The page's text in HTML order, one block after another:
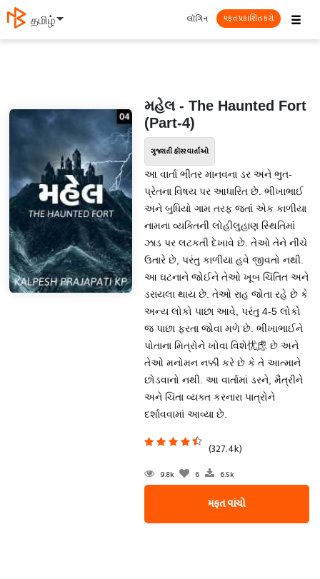
தமிழ் ☰
લૉગિન મફત પ્રકાશિત કરો
મહેલ - The Haunted Fort
(Part-4)
ગુજરાતી હૉરર વાર્તાઓ
આ વાર્તા ભીતર માનવના ડર અને ભુત-
પ્રેતના વિષય પર આધારિત છે. ભીખાભાઈ
અને બુધિયો ગામ તરફ જતાં એક કાળીયા
નામના વ્યક્તિની લોહીલુહાણ સ્થિતિમાં
ઝાડ પર લટકતી દેખાવે છે. તેઓ તેને નીચે
ઉતારે છે, પરંતુ કાળીયા હવે જીવતો નથી.
આ ઘટનાને જોઈને તેઓ ખૂબ ચિંતિત અને
ડરાયલા થાય છે. તેઓ રાહ જોતા રહે છે કે
અન્ય લોકો પાછા આવે, પરંતુ 4-5 લોકો
જ પાછા ફરતા જોવા મળે છે. ભીખાભાઈને
પોતાના મિત્રોને ખોવા વિશે忧虑 છે અને
તેઓ મનોમન નક્કી કરે છે કે તે આત્માને
છોડવાનો નથી. આ વાર્તામાં ડરને, મૈત્રીને
અને ચિંતા વ્યક્ત કરનારા પાત્રોને
દર્શાવવામાં આવ્યા છે.
(327.4k)
9.8k 6 6.5k
મફત વાંચો